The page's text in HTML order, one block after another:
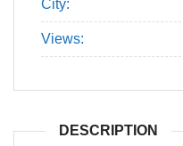
City:
Views:
DESCRIPTION